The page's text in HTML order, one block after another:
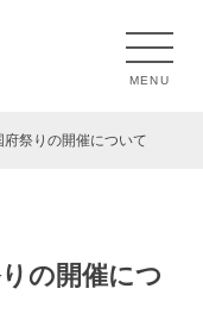
り」の公式ホームペ
MENU
祭りの開催について
の開催につ